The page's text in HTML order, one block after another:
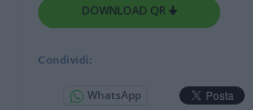
DOWNLOAD QR 🠋
Condividi:
WhatsApp